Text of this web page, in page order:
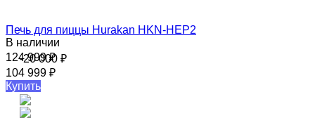
-20 000 ₽
Печь для пиццы Hurakan HKN-HEP2
В наличии
124 999₽
104 999 ₽
Купить